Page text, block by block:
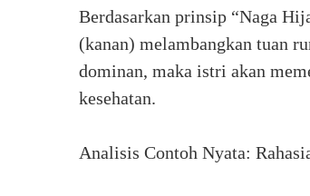
Berdasarkan prinsip “Naga
(kanan) melambangkan tuan
dominan, maka istri akan
kesehatan.
Analisis Contoh Nyata: